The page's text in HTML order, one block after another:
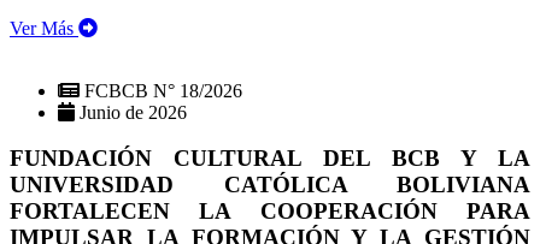
Ver Más
FCBCB N° 18/2026
Junio de 2026
FUNDACIÓN CULTURAL DEL BCB Y LA
UNIVERSIDAD CATÓLICA BOLIVIANA
FORTALECEN LA COOPERACIÓN PARA
IMPULSAR LA FORMACIÓN Y LA GESTIÓN